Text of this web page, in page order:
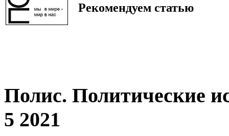
Рекомендуем статью
Полис. Политические
5 2021